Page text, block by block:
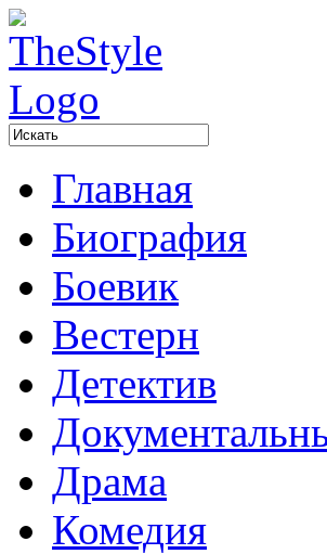
Главная
Биография
Боевик
Вестерн
Детектив
Драма
Комедия